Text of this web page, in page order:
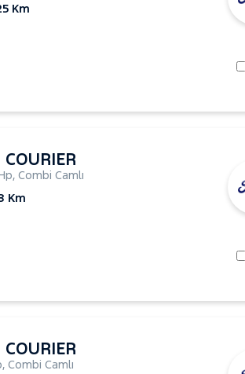
Km
, Combi Camlı
Km
, Combi Camlı